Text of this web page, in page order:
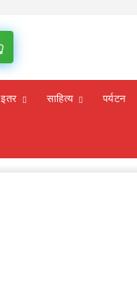
इतर साहित्य पर्यटन